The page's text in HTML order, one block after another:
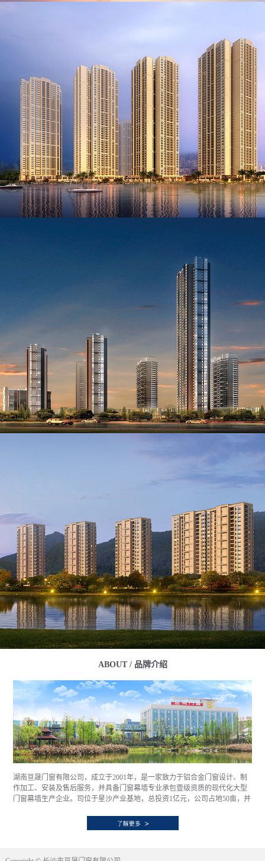
ABOUT / 品牌介绍
湖南亘晟门窗有限公司，成立于2001年，是一家致力于铝合金门窗设计、制
作加工、安装及售后服务，并具备门窗幕墙专业承包壹级资质的现代化大型
门窗幕墙生产企业。司位于星沙产业基地，总投资1亿元，公司占地50亩，并
产能力。通过优质的产品、诚信的作风、创新的技术、严谨的质量管理和以
客户为向导的服务理念，已经和全国顶级房产企业，如万科、中海、融创、